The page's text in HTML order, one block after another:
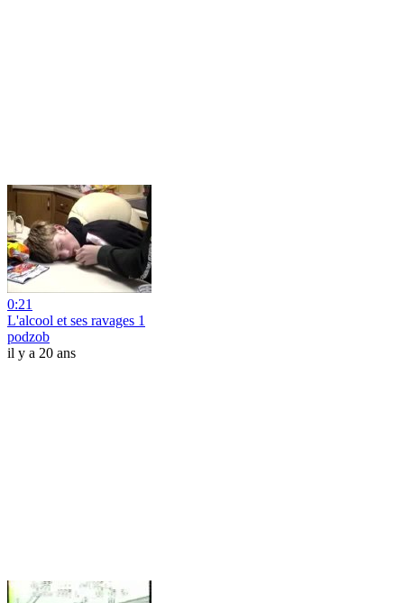
0:21
L'alcool et ses ravages 1
podzob
il y a 20 ans